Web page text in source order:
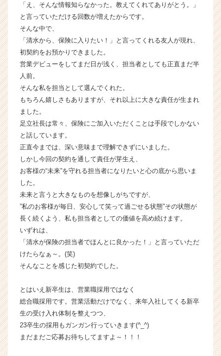
ャ
リ
（C
h
e
C
a
e
r）
「え、そんな情報知らなかった。教えてくれてありがとう。」
と言っていただける回数が増えたからです。
そんな中で、
「清水から、保険に入りたい！」と言ってくれる友人が現れ、
初契約をお預かりできました。
営業デビューをしてまだ日が浅く、担当者としても正直まだ半
人前。
そんな私を担当として選んでくれた。
もちろん嬉しさもありますが、それ以上に大きな責任が生まれ
ました。
足立社長は常々、保険にご加入いただくことは手段でしかない
と話しています。
正直今までは、深い意味まで理解できずにいました。
しかし今回の契約を通して責任が芽生え、
お客様の“未来”を守れる担当者になりたいと心の底から思いま
した。
未来と言うと大きなものを想像しがちですが、
”私のお客様が毎日、安心して笑って過ごせる状態”その状態が
長く続くよう、私も担当者としての価値を高め続けます。
いずれは、
「清水が保険の担当者でほんとに良かった！」と言っていただ
けたらなぁ～。(笑)
そんなことを感じた初契約でした。
とはいえ新卒生は、営業職採用ではなく
総合職採用です。営業活動だけでなく、来年入社してくる新卒
生の受け入れ体制を整えつつ、
23卒生の採用もガンガン行っていきます(^_^)
まだまだご応募お待ちしてますよ～！！！